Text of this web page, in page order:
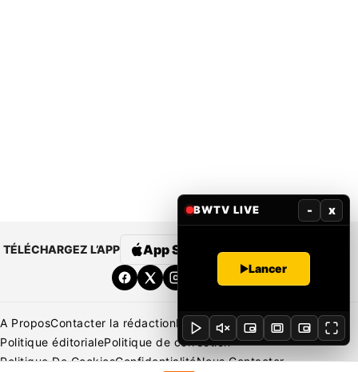
TÉLÉCHARGEZ L’APP App Store Google Play
A ProposContacter la rédactionRédaction Mentions légales
Politique éditorialePolitique de correction
Politique De CookiesConfidentialitéNous Contacter
BWTV LIVE - x
Lancer